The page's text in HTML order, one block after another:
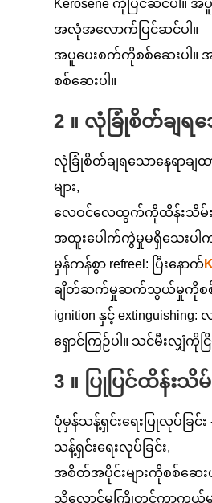
Kerosene ကိုပြင်ဆင်ပါ
အလုံအလောက်ပြင်ဆင်ပါ။
အပူပေးစက်ကိုစစ်ဆေးပါ
စစ်ဆေးပါ။
2 ။ လုံခြုံစိတ်ချရ
လုံခြုံစိတ်ချရသောနေရာချထ
များ,
လေဝင်လေထွက်ကိုထိန်းသိမ်းရန်
အထူးပေါက်ကွဲမှုမရှိသေးပါ
မှန်ကန်စွာ refreel: ပြီးနောက်
ချိတ်ဆက်မှုဆက်သွယ်မှုကိုစစ်
ignition နှင့်
ရှောင်ကြဉ်ပါ။ သင်မီးလ
3 ။ ပြုပြင်ထိန်းသိ
ပုံမှန်သန့်ရှင်းရေးပြုလုပ်ခြ
သန့်ရှင်းရေးလုပ်ခြင်း,
အစိတ်အပိုင်းများကိုစစ်ဆေ
သိုလှောင်မှုကြိုတင်ကာကွယ်မှုမ